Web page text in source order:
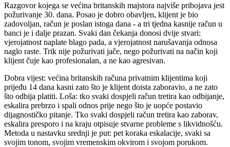
Razgovor kojega se većina britanskih majstora najviše pribojava jest
požurivanje 30. dana. Posao je dobro obavljen, klijent je bio
zadovoljan, račun je poslan istoga dana - a tri tjedna kasnije račun u
banci je i dalje prazan. Svaki dan čekanja donosi dvije stvari:
vjerojatnost naplate blago pada, a vjerojatnost narušavanja odnosa
naglo raste. Trik nije požurivati jače, nego požurivati na način koji
klijent čuje kao profesionalan, a ne kao agresivan.
Dobra vijest: većina britanskih računa privatnim klijentima koji
prijeđu 14 dana kasni zato što je klijent doista zaboravio, a ne zato
što odbija platiti. Loša: tko svaki dospjeli račun tretira kao odbijanje,
eskalira prebrzo i spali odnos prije nego što je uopće postavio
dijagnostičko pitanje. Tko svaki dospjeli račun tretira kao zaborav,
eskalira presporo i na kraju otpisuje stvarne probleme s likvidnošću.
Metoda u nastavku srednji je put: pet koraka eskalacije, svaki sa
svojim tonom, svojim vremenskim okvirom i svojom porukom.